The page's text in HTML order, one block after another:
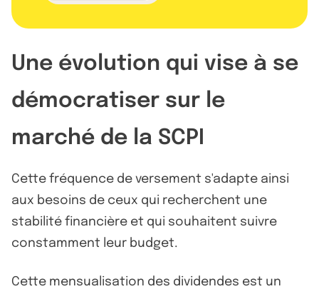
Une évolution qui vise à se
démocratiser sur le
marché de la SCPI
Cette fréquence de versement s'adapte ainsi
aux besoins de ceux qui recherchent une
stabilité financière et qui souhaitent suivre
constamment leur budget.
Cette mensualisation des dividendes est un